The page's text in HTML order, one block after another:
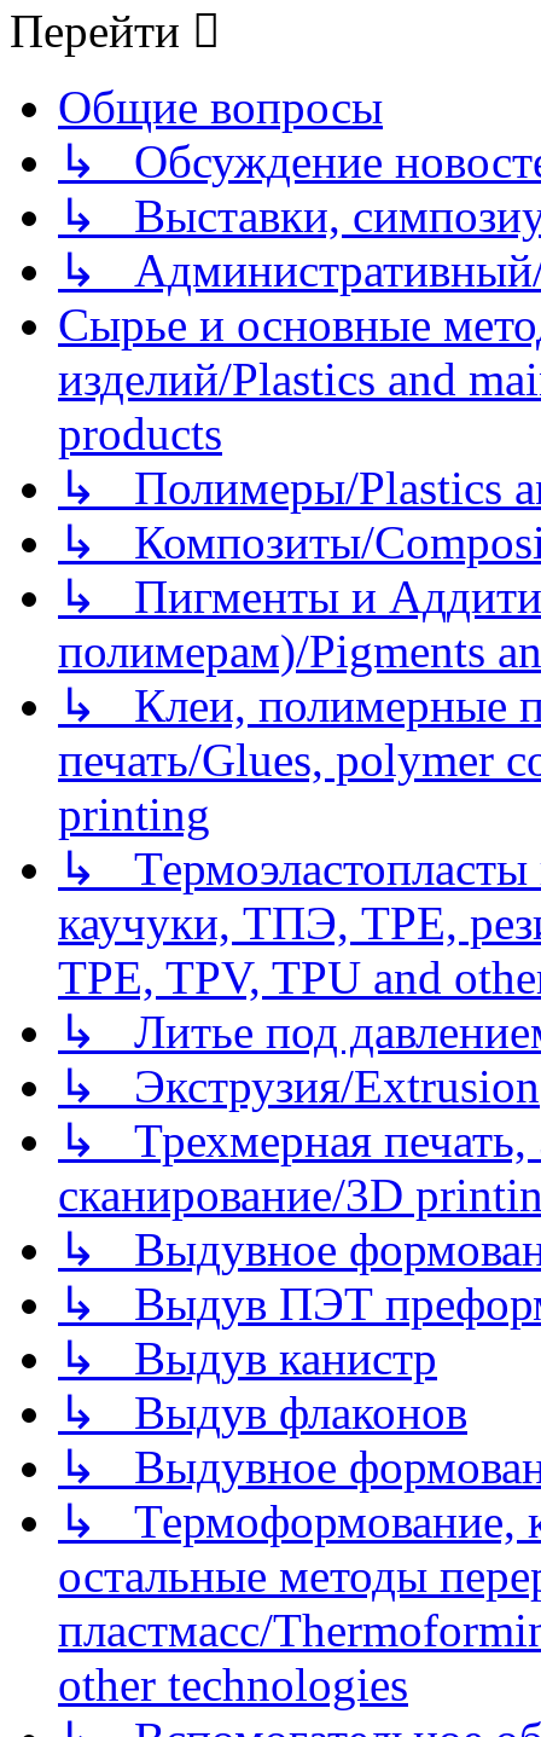
Перейти
Общие вопросы
↳ Обсуждение
↳ Выставки,
↳
Сырье и основные
изделий/Plastics and
products
↳ Полимеры/Plastics
↳ Композиты/
↳ Пигменты и
полимерам)/Pigments
↳ Клеи, полимерные
печать/Glues, polymer
printing
↳
каучуки, ТПЭ, TPE,
TPE, TPV, TPU and
↳ Литье под
↳ Экструзия/Extrusion
↳ Трехмерная
сканирование/3D
↳ Выдувное
↳ Выдув ПЭТ
↳ Выдув канистр
↳ Выдув флаконов
↳ Выдувное
↳ Термоформование,
остальные методы
пластмасс/
other technologies